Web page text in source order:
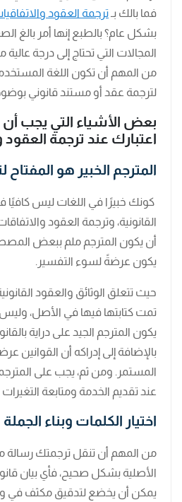
فما بالك بـ ترجمة العقود
بشكل عام؟ بالطبع إنها أمر بالغ
المجالات التي تحتاج إلى درجة
من المهم أن تكون اللغة
لترجمة عقد أو مستند قانوني
بعض الأشياء التي يجب
اعتبارك عند ترجمة العقود
المترجم الخبير هو المفتاح
كونك خبيرًا في اللغات ليس
القانونية، وترجمة العقود
أن يكون المترجم ملم ببعض
يكون عرضةً لسوء التفسير.
حيث تتعلق الوثائق والعقود
تمت كتابتها فيها في الأصل،
يكون المترجم الجيد على دراية
بالإضافة إلى إدراكه أن القوانين
المستمر. ومن ثم، يجب على
عند تقديم الخدمة ومتابعة التغيرات
اختيار الكلمات وبناء الجملة
من المهم أن تنقل ترجمتك رسالة
الأصلية بشكل صحيح، فأي بيان
يمكن أن يخضع لتدقيق مكثف في